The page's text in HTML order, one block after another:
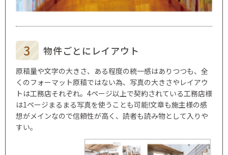
物件ごとに レイアウト
原稿量や文字の大きさ、ある程度の統一感はありつつも、全
くのフォーマット原稿ではない為、写真の大きさやレイアウ
トは工務店それぞれ。4ページ以上で契約されている工務店様
は1ページまるまる写真を使うことも可能!文章も施主様の感
想がメインなので信頼性が高く、読者も読み物として入りや
すい。